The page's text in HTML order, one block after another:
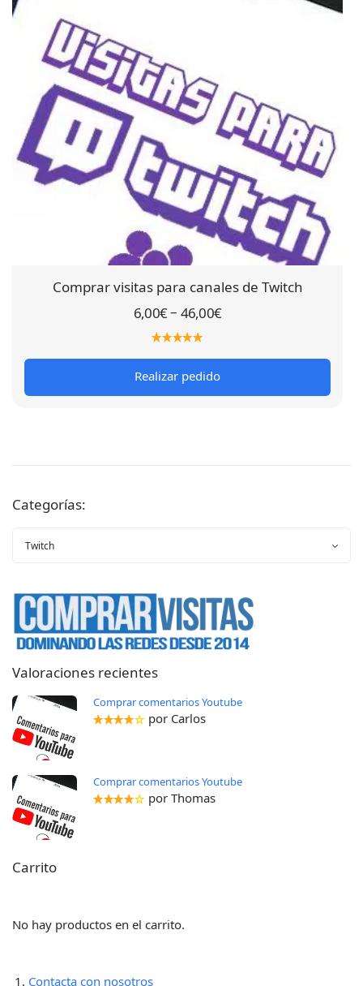
Comprar visitas para canales de Twitch
6,00€– 46,00€
Realizar pedido
Categorías:
Valoraciones recientes
Comprar comentarios Youtube
por Carlos
Comprar comentarios Youtube
por Thomas
Carrito
No hay productos en el carrito.
Contacta con nosotros